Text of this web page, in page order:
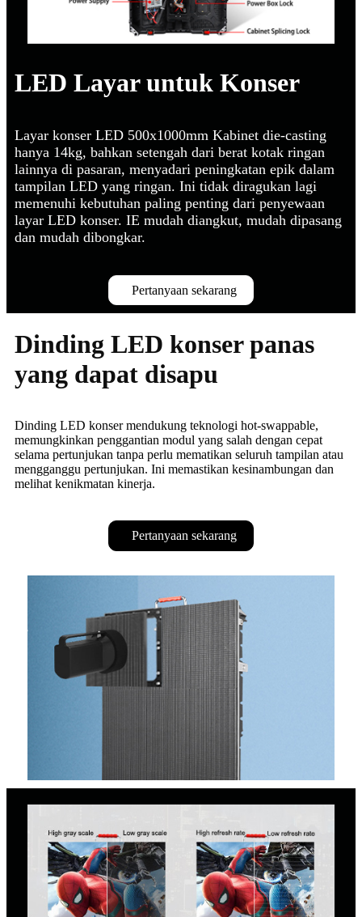
LED Layar untuk Konser
Layar konser LED 500x1000mm Kabinet die-casting
hanya 14kg, bahkan setengah dari berat kotak ringan
lainnya di pasaran, menyadari peningkatan epik dalam
tampilan LED yang ringan. Ini tidak diragukan lagi
memenuhi kebutuhan paling penting dari penyewaan
layar LED konser. IE mudah diangkut, mudah dipasang
dan mudah dibongkar.
Pertanyaan sekarang
Dinding LED konser panas
yang dapat disapu
Dinding LED konser mendukung teknologi hot-swappable,
memungkinkan penggantian modul yang salah dengan cepat
selama pertunjukan tanpa perlu mematikan seluruh tampilan atau
mengganggu pertunjukan. Ini memastikan kesinambungan dan
melihat kenikmatan kinerja.
Pertanyaan sekarang